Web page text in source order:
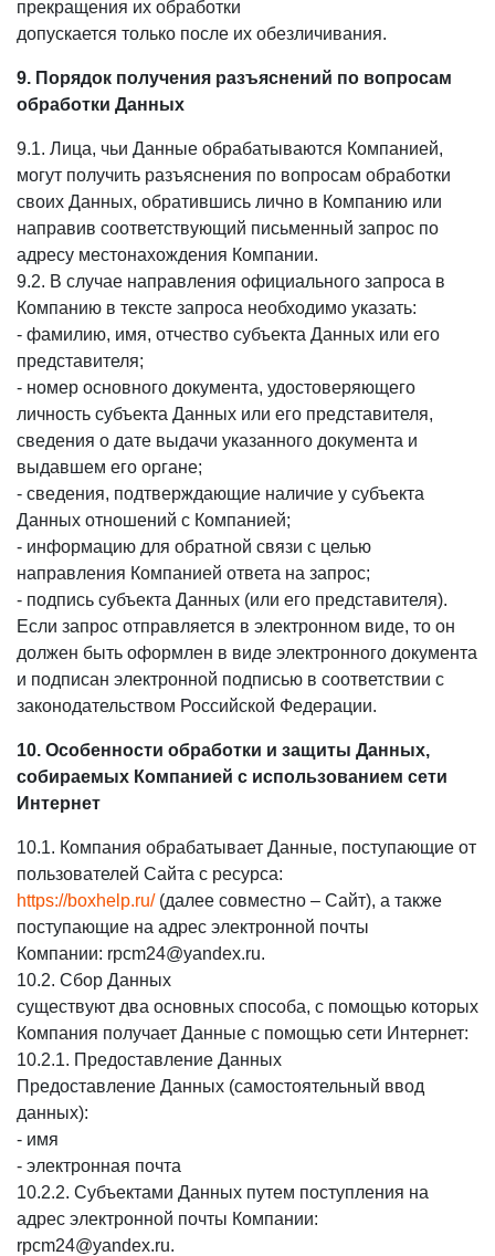
прекращения их обработки
допускается только после их обезличивания.
9. Порядок получения разъяснений по вопросам
обработки Данных
9.1. Лица, чьи Данные обрабатываются Компанией,
могут получить разъяснения по вопросам обработки
своих Данных, обратившись лично в Компанию или
направив соответствующий письменный запрос по
адресу местонахождения Компании.
9.2. В случае направления официального запроса в
Компанию в тексте запроса необходимо указать:
- фамилию, имя, отчество субъекта Данных или его
представителя;
- номер основного документа, удостоверяющего
личность субъекта Данных или его представителя,
сведения о дате выдачи указанного документа и
выдавшем его органе;
- сведения, подтверждающие наличие у субъекта
Данных отношений с Компанией;
- информацию для обратной связи с целью
направления Компанией ответа на запрос;
- подпись субъекта Данных (или его представителя).
Если запрос отправляется в электронном виде, то он
должен быть оформлен в виде электронного документа
и подписан электронной подписью в соответствии с
законодательством Российской Федерации.
10. Особенности обработки и защиты Данных,
собираемых Компанией с использованием сети
Интернет
10.1. Компания обрабатывает Данные, поступающие от
пользователей Cайта с ресурса:
https://boxhelp.ru/(далее совместно – Cайт), а также
поступающие на адрес электронной почты
Компании: rpcm24@yandex.ru.
10.2. Сбор Данных
существуют два основных способа, с помощью которых
Компания получает Данные с помощью сети Интернет:
10.2.1. Предоставление Данных
Предоставление Данных (самостоятельный ввод
данных):
- имя
- электронная почта
10.2.2. Субъектами Данных путем поступления на
адрес электронной почты Компании:
rpcm24@yandex.ru.